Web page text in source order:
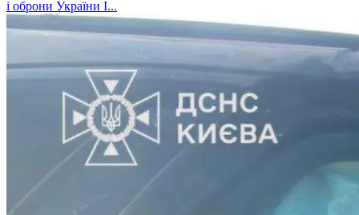
і оброни України І...